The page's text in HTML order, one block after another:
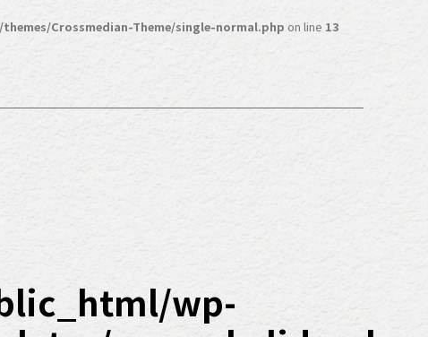
Crossmedian-Theme/single-normal.php on line 13
wp-